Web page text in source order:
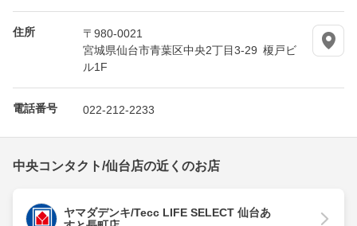
住所
〒980-0021
宮城県仙台市青葉区中央2丁目3-29 榎戸ビ
ル1F
電話番号 022-212-2233
中央コンタクト/仙台店の近くのお店
ヤマダデンキ/Tecc LIFE SELECT 仙台あ